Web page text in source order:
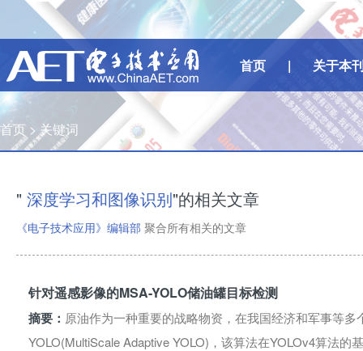
首页 | 关于本
首页 > 关键词
" 深度学习和图像识别"的相关文章
《电子技术应用》编辑部 聚合所有相关的文章
针对遥感影像的MSA-YOLO储油罐目标检测
摘要： 原油作为一种重要的战略物资，在我国经济和军事等
YOLO(MultiScale Adaptive YOLO)，该算法在YOLOv4算法的